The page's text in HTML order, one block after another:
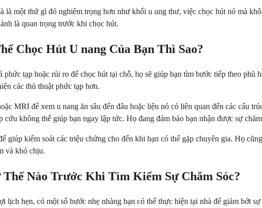
là một thứ gì đó nghiêm trọng hơn như khối u ung thư, việc chọc hút nó mà
là quan trọng trước khi chọc hút.
Chọc Hút U nang Của Bạn Thì Sao?
tạp hoặc rủi ro để chọc hút tại chỗ, họ sẽ giúp bạn tìm bước tiếp theo phù
các thủ thuật phức tạp hơn.
MRI để xem u nang ăn sâu đến đâu hoặc liệu nó có liên quan đến các cấu
không thể giúp bạn ngay lập tức. Họ đang đảm bảo bạn nhận được sự
kiểm soát các triệu chứng cho đến khi bạn có thể gặp chuyên gia. Họ
và khó chịu.
Nào Trước Khi Tìm Kiếm Sự Chăm Sóc?
hẹn, có một số bước nhẹ nhàng bạn có thể thực hiện tại nhà để giảm bớt